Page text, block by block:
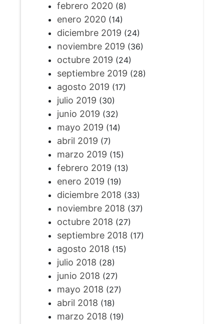
febrero 2020(8)
enero 2020(14)
diciembre 2019 (24)
noviembre 2019 (36)
octubre 2019 (24)
septiembre 2019 (28)
agosto 2019 (17)
julio 2019 (30)
junio 2019 (32)
mayo 2019 (14)
abril 2019 (7)
marzo 2019 (15)
febrero 2019 (13)
enero 2019 (19)
diciembre 2018 (33)
noviembre 2018 (37)
octubre 2018 (27)
septiembre 2018 (17)
agosto 2018 (15)
julio 2018 (28)
junio 2018 (27)
mayo 2018 (27)
abril 2018 (18)
marzo 2018 (19)